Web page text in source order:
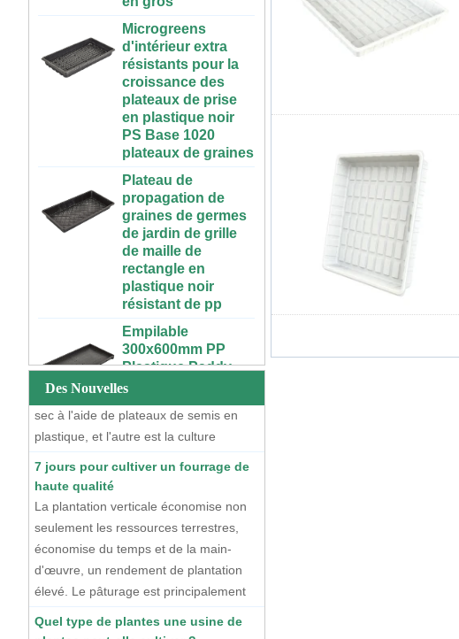
Système
hydroponique
vertical pour les
fraises et légumes |
ABS Gutting en
plastique pour la
serre et l'utilisation
de la ferme
Grande Table de
culture
hydroponique
roulante en
plastique, intérieur
et extérieur, 3x6,
4x4, 4x6, 4x8, bon
marché, à vendre
Grand plateau en
plastique
hydroponique noir
blanc plat de
culture d'intérieur
personnalisé pour
les plantes
Plateau d'infini de
pièce humide de
d'intérieur fait sur
commande de
en plastique d'ABS
pour des usines
Ferme urbaine
personnalisée 4x4
Microgreens
d'intérieur extra
résistants pour la
croissance des
plateaux de prise
en plastique noir
PS Base 1020
plateaux de graines
Plateau de
propagation de
graines de germes
de jardin de grille
de maille de
rectangle en
plastique noir
résistant de pp
Empilable
300x600mm PP
Plastique Paddy
Pépinière
Pour Transplanteur
De Riz
Extra Large Gallon
Forêt Arbres Fleurs
Pots De Plantes
Extérieures À
Vendre
72 cellules pas cher
tomate brocoli
Des Nouvelles
Deux méthodes de culture de semis
À l'heure actuelle, il existe deux
méthodes courantes de culture de
semis, l'une est la culture de semis à
sec à l'aide de plateaux de semis en
plastique, et l'autre est la culture
hydroponique de semis flottants à l'aide
de plateaux de semis en mousse EPS.
7 jours pour cultiver un fourrage de
haute qualité
La plantation verticale économise non
seulement les ressources terrestres,
économise du temps et de la main-
d'œuvre, un rendement de plantation
élevé. Le pâturage est principalement
composé de blé, qui peut pousser de
15 à 20 centimètres en 7 jours, ce qui
permet d'économiser les coûts
Quel type de plantes une usine de
plantes peut-elle cultiver ?